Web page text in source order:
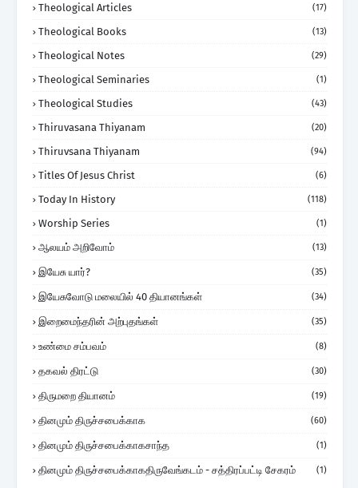
Theological Articles (17)
Theological Books (13)
Theological Notes (29)
Theological Seminaries (1)
Theological Studies (43)
Thiruvasana Thiyanam (20)
Thiruvsana Thiyanam (94)
Titles Of Jesus Christ (6)
Today In History (118)
Worship Series (1)
ஆலயம் அறிவோம் (13)
இயேசு யார்? (35)
இயேசுவோடு மலையில் 40 தியானங்கள் (34)
இறைமைந்தரின் அற்புதங்கள் (35)
உண்மை சம்பவம் (8)
தகவல் திரட்டு (30)
திருமறை தியானம் (19)
தினமும் திருச்சபைக்காக (60)
தினமும் திருச்சபைக்காகசாந்த (1)
தினமும் திருச்சபைக்காகதிருவேங்கடம் - சத்திரப்பட்டி சேகரம் (1)